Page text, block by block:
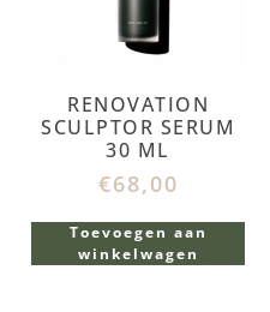
RENOVATION
SCULPTOR SERUM
30 ML
€68,00
Toevoegen aan
winkelwagen